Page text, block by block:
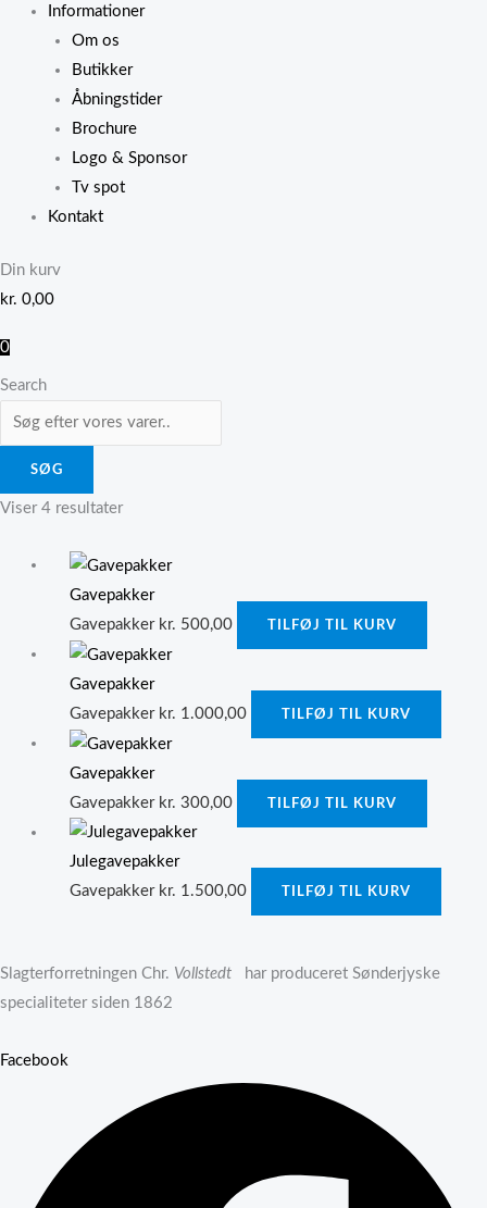
Informationer
Om os
Butikker
Åbningstider
Brochure
Logo & Sponsor
Tv spot
Kontakt
Din kurv
kr. 0,00
0
Search
SØG
Viser 4 resultater
Gavepakker
Gavepakker kr. 500,00 TILFØJ TIL KURV
Gavepakker
Gavepakker kr. 1.000,00 TILFØJ TIL KURV
Gavepakker
Gavepakker kr. 300,00 TILFØJ TIL KURV
Julegavepakker
Gavepakker kr. 1.500,00 TILFØJ TIL KURV
Slagterforretningen Chr. Vollstedt har produceret Sønderjyske
specialiteter siden 1862
Facebook